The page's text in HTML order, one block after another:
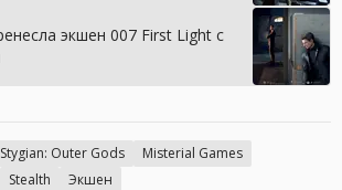
экшен 007 First Light с
Stygian: Outer Gods
Misterial Games
Stealth Экшен